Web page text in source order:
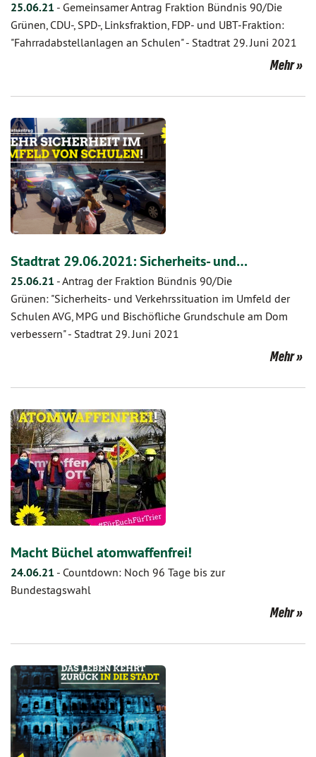
25.06.21 - Gemeinsamer Antrag Fraktion Bündnis 90/Die
Grünen, CDU-, SPD-, Linksfraktion, FDP- und UBT-Fraktion:
"Fahrradabstellanlagen an Schulen" - Stadtrat 29. Juni 2021
Mehr
Stadtrat 29.06.2021: Sicherheits- und…
25.06.21 -Antrag der Fraktion Bündnis 90/Die
Grünen: "Sicherheits- und Verkehrssituation im Umfeld der
Schulen AVG, MPG und Bischöfliche Grundschule am Dom
verbessern" - Stadtrat 29. Juni 2021
Mehr
Macht Büchel atomwaffenfrei!
24.06.21 - Countdown: Noch 96 Tage bis zur
Bundestagswahl
Mehr